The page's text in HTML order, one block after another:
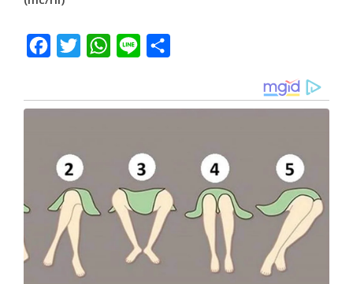
Facebook
Twitter WhatsApp
Line